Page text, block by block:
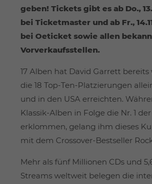
geben! Tickets gibt es ab Do.,
bei Ticketmaster und ab Fr.,
bei Oeticket sowie allen
Vorverkaufsstellen.
17 Alben hat David Garrett
die 18 Top-Ten-Platzierungen
und in den USA erreichten.
Klassik-Alben in Folge die Nr. 1
erklommen, gelang ihm dieses
mit dem Crossover-Bestseller
Mehr als fünf Millionen CDs und
Streams weltweit belegen die